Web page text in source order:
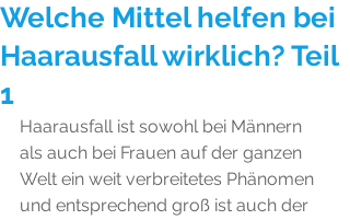
Welche Mittel helfen bei
Haarausfall wirklich? Teil
1
Haarausfall ist sowohl bei Männern
als auch bei Frauen auf der ganzen
Welt ein weit verbreitetes Phänomen
und entsprechend groß ist auch der